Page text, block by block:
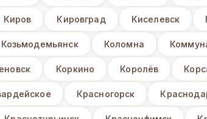
Киров Кировград Киселевск
Козьмодемьянск Коломна
Коркино Королёв
Красногорск